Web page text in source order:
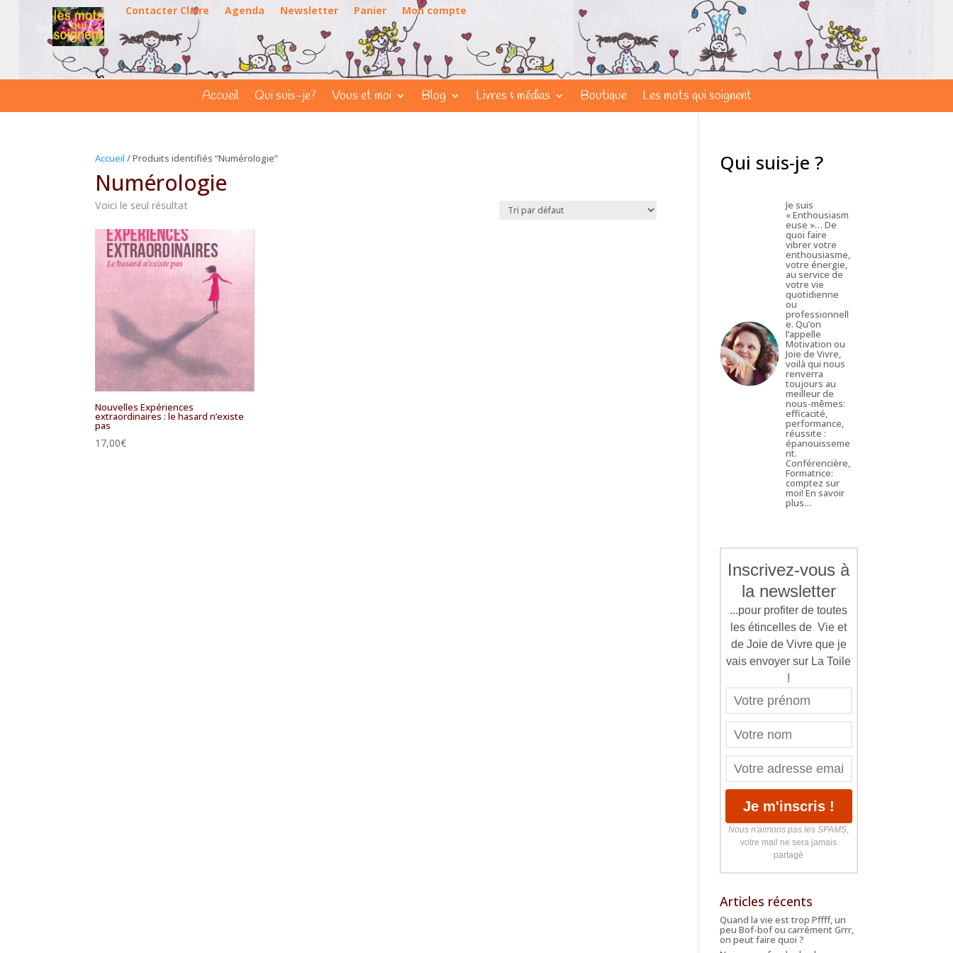
Contacter Claire Agenda Newsletter Panier Mon compte
Accueil Qui suis-je? Vous et moi Blog Livres & médias Boutique Les mots qui soignent
Accueil / Produits identifiés “Numérologie”
Numérologie
Voici le seul résultat
Nouvelles Expériences
extraordinaires : le hasard n’existe
pas
17,00€
Qui suis-je ?
Je suis
« Enthousiasm
euse »… De
quoi faire
vibrer votre
enthousiasme,
votre énergie,
au service de
votre vie
quotidienne
ou
professionnell
e. Qu’on
l’appelle
Motivation ou
Joie de Vivre,
voilà qui nous
renverra
toujours au
meilleur de
nous-mêmes:
efficacité,
performance,
réussite :
épanouisseme
nt.
Conférencière,
Formatrice:
comptez sur
moi!En savoir
plus…
Inscrivez-vous à
la newsletter
...pour profiter de toutes
les étincelles de Vie et
de Joie de Vivre que je
vais envoyer sur La Toile
!
Nous n'aimons pas les SPAMS,
votre mail ne sera jamais
partagé
Articles récents
Quand la vie est trop Pffff, un
peu Bof-bof ou carrément Grrr,
on peut faire quoi ?